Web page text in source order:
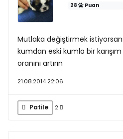
28 Puan
Mutlaka değiştirmek
kumdan eski kumla bir
oranını artırın
21.08.2014 22:06
Patile 2